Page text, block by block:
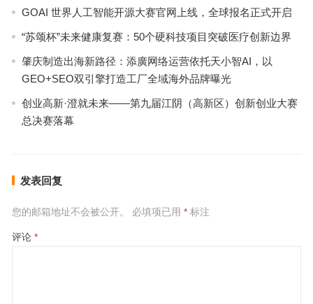
GOAI 世界人工智能开源大赛官网上线，全球报名正式开启
“苏颂杯”未来健康复赛：50个硬科技项目突破医疗创新边界
肇庆制造出海新路径：添廣网络运营依托天小智AI，以
GEO+SEO双引擎打造工厂全域海外品牌曝光
创业高新·澄就未来——第九届江阴（高新区）创新创业大赛
总决赛落幕
发表回复
您的邮箱地址不会被公开。 必填项已用 *标注
评论 *